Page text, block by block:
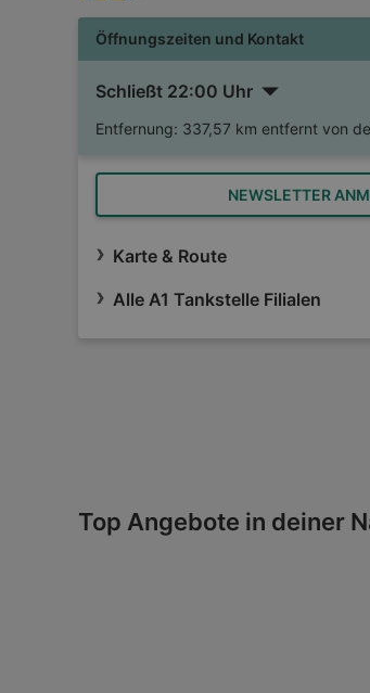
Öffnungszeiten und Kontakt
Schließt 22:00 Uhr
Entfernung: 337,57 km entfernt von
NEWSLETTER
Karte & Route
Alle A1 Tankstelle Filialen
Top Angebote in deiner